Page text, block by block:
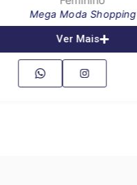
Mega Moda Shopping
Ver Mais